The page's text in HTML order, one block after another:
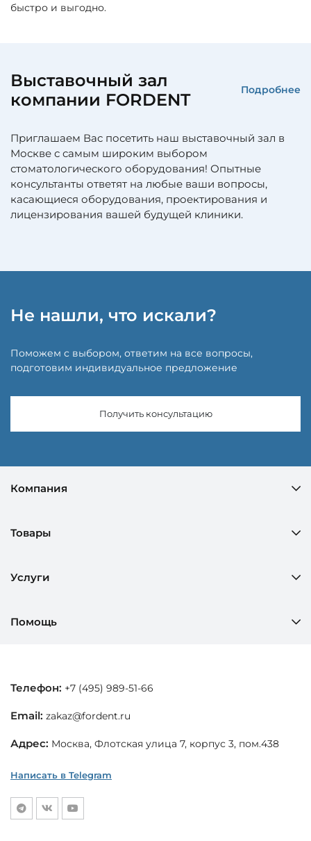
быстро и выгодно.
Выставочный зал
компании FORDENT
Подробнее
Приглашаем Вас посетить наш выставочный зал в
Москве с самым широким выбором
стоматологического оборудования! Опытные
консультанты ответят на любые ваши вопросы,
касающиеся оборудования, проектирования и
лицензирования вашей будущей клиники.
Не нашли, что искали?
Поможем с выбором, ответим на все вопросы,
подготовим индивидуальное предложение
Получить консультацию
Компания
Товары
Услуги
Помощь
Телефон: +7 (495) 989-51-66
Email: zakaz@fordent.ru
Адрес: Москва, Флотская улица 7, корпус 3, пом.438
Написать в Telegram